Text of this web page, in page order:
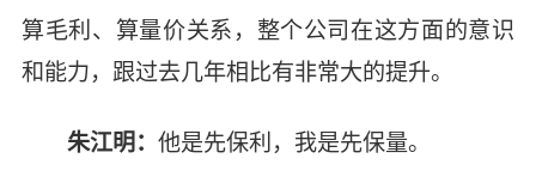
算毛利、算量价关系，整个公司在这方面的意识
和能力，跟过去几年相比有非常大的提升。
朱江明：他是先保利，我是先保量。